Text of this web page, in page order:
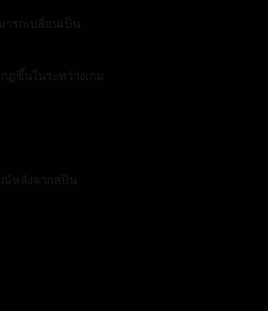
รถเปลี่ยนเป็น
ขึ้นในระหว่างเกม
หลังจากสปิน